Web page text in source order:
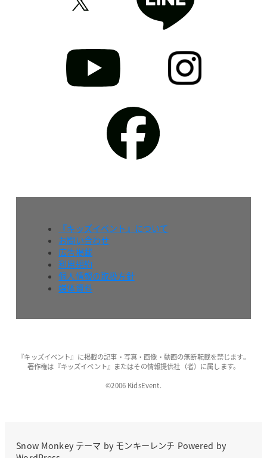
『キッズイベント』について
お問い合わせ
広告掲載
利用規約
個人情報の取扱方針
媒体資料
『キッズイベント』に掲載の記事・写真・画像・動画の無断転載を禁じます。
著作権は『キッズイベント』またはその情報提供社（者）に属します。
©2006 KidsEvent.
Snow Monkeyテーマ by モンキーレンチ Powered by